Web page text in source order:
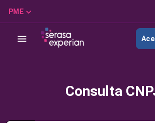
PME
Consulta